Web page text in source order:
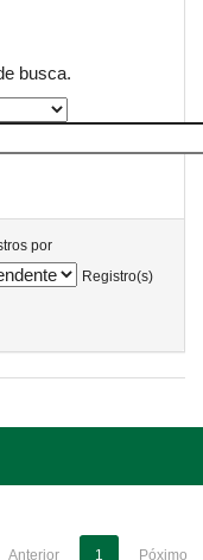
busca.
por
Registro(s)
Anterior 1 Póximo